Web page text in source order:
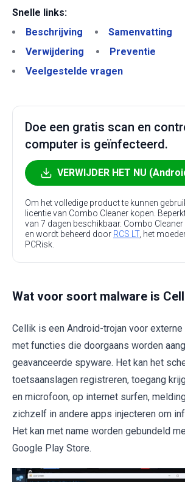
Snelle links:
Beschrijving
Samenvatting
Verwijdering
Preventie
Veelgestelde vragen
Doe een gratis scan en
computer is geïnfecteerd.
VERWIJDER HET NU
Om het volledige product te kunnen
licentie van Combo Cleaner kopen.
van 7 dagen beschikbaar. Combo
en wordt beheerd door RCS LT, het
PCRisk.
Wat voor soort malware is
Cellik is een Android-trojan voor externe
met functies die doorgaans worden
geavanceerde spyware. Het kan het
toetsaanslagen registreren, toegang
en microfoon, op internet surfen,
zichzelf in andere apps injecteren om
Het kan met name worden gebundeld
Google Play Store.